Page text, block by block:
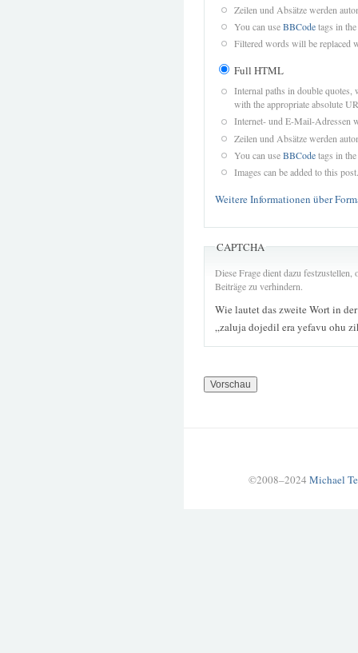
Zeilen und Absätze werden
You can useBBCodetags in
Filtered words will be replaced
Full HTML
Internal paths in double quotes,
with the appropriate absolute
Internet- und E-Mail-Adressen
Zeilen und Absätze werden
You can useBBCodetags in
Images can be added to this post.
Weitere Informationen über
CAPTCHA
Diese Frage dient dazu
Beiträge zu verhindern.
Wie lautet das zweite Wort in
„zaluja dojedil era yefavu ohu
©2008–2024 Michael